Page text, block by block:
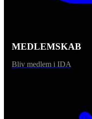
MEDLEMSKAB
Bliv medlem i IDA